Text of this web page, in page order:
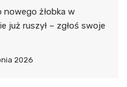
nowego żłobka w
już ruszył – zgłoś swoje
2026